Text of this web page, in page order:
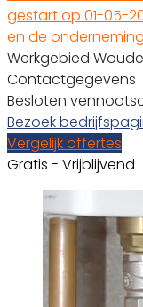
gestart op 01-05-
en de
Werkgebied
Contactgegevens
Besloten
Bezoek
Vergelijk offertes
Gratis - Vrijblijvend